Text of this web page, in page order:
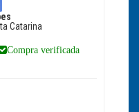
Catarina
Compra verificada